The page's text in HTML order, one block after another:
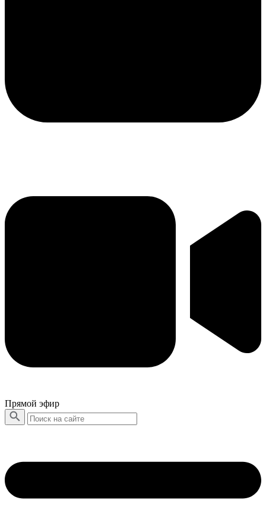
Прямой эфир